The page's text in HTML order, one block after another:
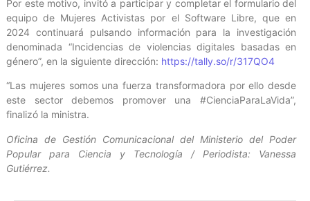
Por este motivo, invitó a participar y completar el formulario del
equipo de Mujeres Activistas por el Software Libre, que en
2024 continuará pulsando información para la investigación
denominada “Incidencias de violencias digitales basadas en
género”, en la siguiente dirección: https://tally.so/r/317QO4
“Las mujeres somos una fuerza transformadora por ello desde
este sector debemos promover una #CienciaParaLaVida”,
finalizó la ministra.
Oficina de Gestión Comunicacional del Ministerio del Poder
Popular para Ciencia y Tecnología / Periodista: Vanessa
Gutiérrez.